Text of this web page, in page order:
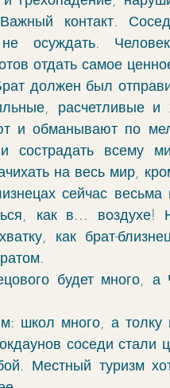
контакт.
осуждать.
отдать самое
должен был
расчетливые
и обманывают по
сострадать всему
на весь мир,
сейчас весьма
как в... воздухе!
как брат-
будет много,
школ много, а толку
соседи стали
Местный туризм